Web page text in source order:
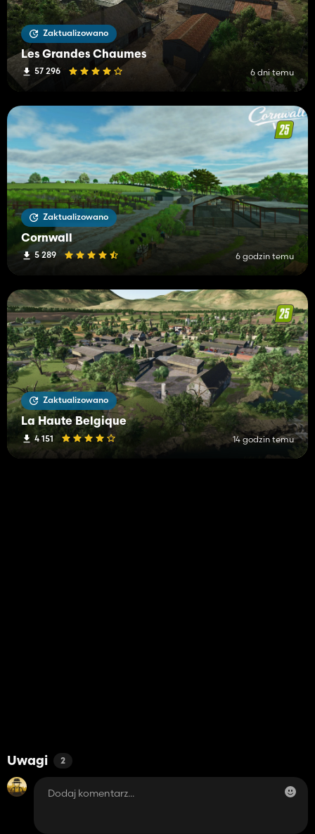
Zaktualizowano
Les Grandes Chaumes
57 296 6 dni temu
Zaktualizowano
Cornwall
5 289 6 godzin temu
Zaktualizowano
La Haute Belgique
4 151 14 godzin temu
Uwagi 2